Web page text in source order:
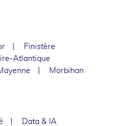
Finistère
Atlantique
Morbihan
Data & IA